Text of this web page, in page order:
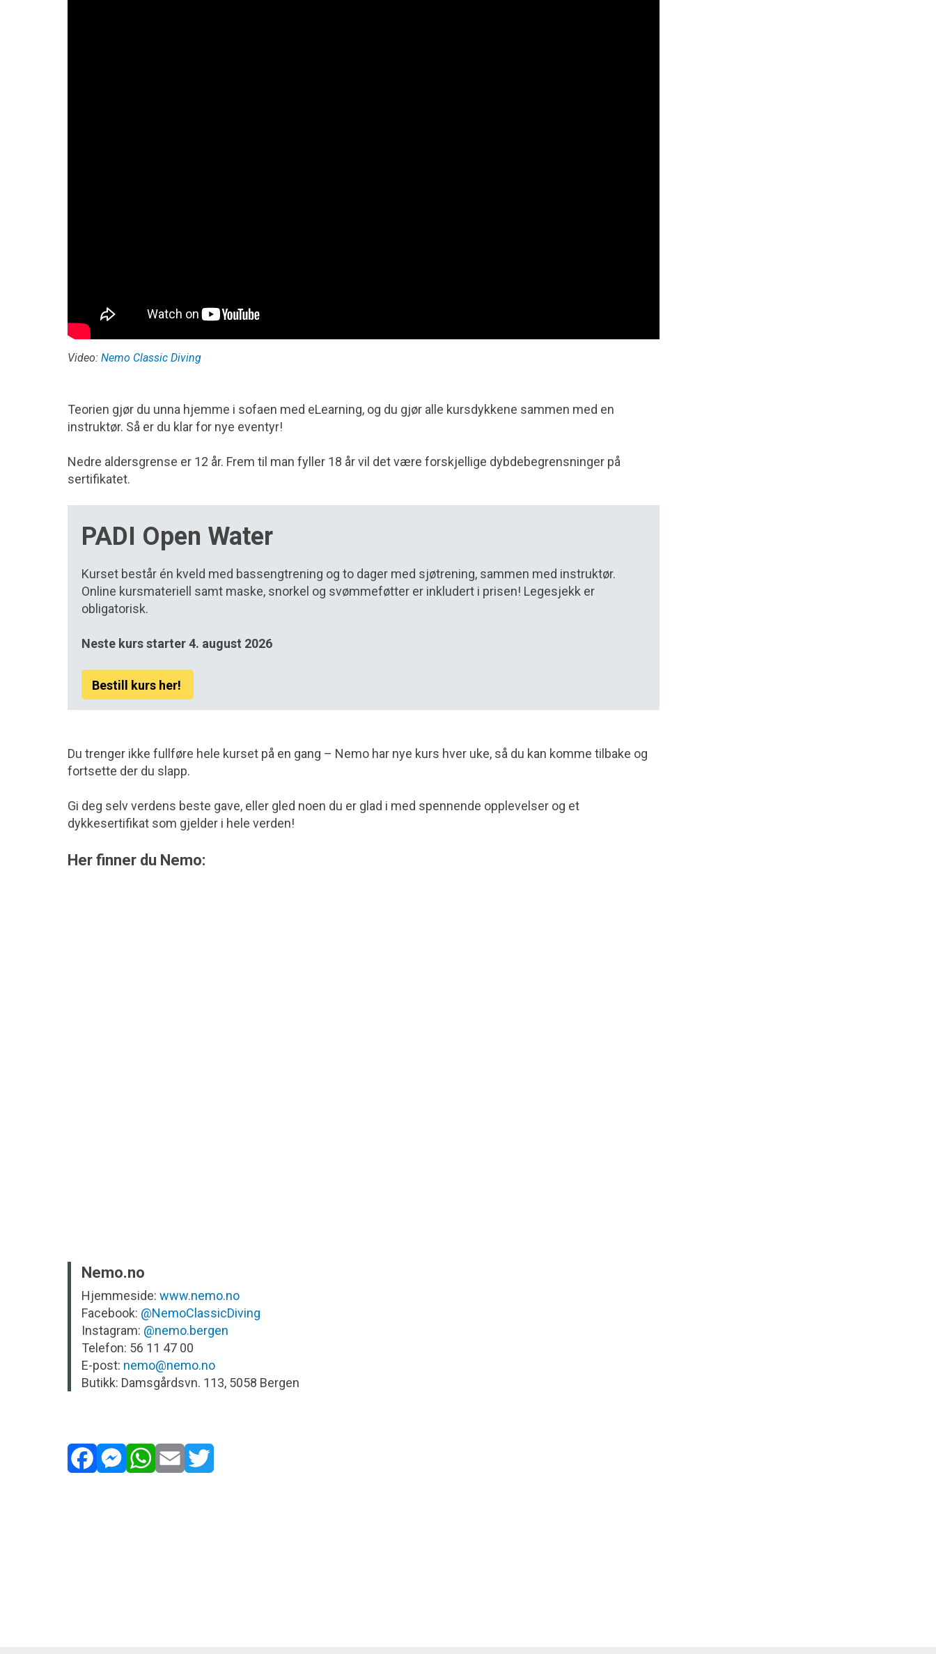
Video: Nemo Classic Diving
Teorien gjør du unna hjemme i sofaen med eLearning, og du gjør alle kursdykkene sammen med en
instruktør. Så er du klar for nye eventyr!
Nedre aldersgrense er 12 år. Frem til man fyller 18 år vil det være forskjellige dybdebegrensninger på
sertifikatet.
PADI Open Water
Kurset består én kveld med bassengtrening og to dager med sjøtrening, sammen med instruktør.
Online kursmateriell samt maske, snorkel og svømmeføtter er inkludert i prisen! Legesjekk er
obligatorisk.
Neste kurs starter 4. august 2026
Bestill kurs her!
Du trenger ikke fullføre hele kurset på en gang – Nemo har nye kurs hver uke, så du kan komme tilbake og
fortsette der du slapp.
Gi deg selv verdens beste gave, eller gled noen du er glad i med spennende opplevelser og et
dykkesertifikat som gjelder i hele verden!
Her finner du Nemo:
Nemo.no
Hjemmeside: www.nemo.no
Facebook: @NemoClassicDiving
Instagram: @nemo.bergen
Telefon: 56 11 47 00
E-post: nemo@nemo.no
Butikk: Damsgårdsvn. 113, 5058 Bergen